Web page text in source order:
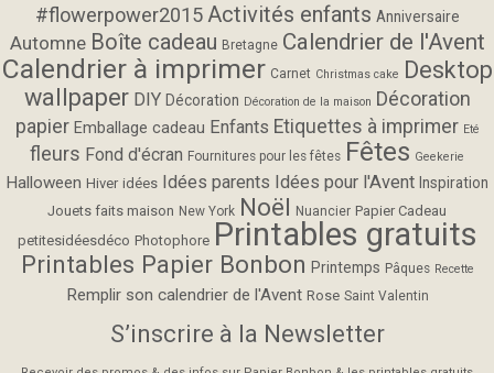
#flowerpower2015 Activités enfants Anniversaire
Automne Boîte cadeau Bretagne Calendrier de l'Avent
Calendrier à imprimer Carnet Christmas cake
Desktop
wallpaper DIY Décoration Décoration de la maison Décoration
papier Emballage cadeau Enfants Etiquettes à imprimer Eté
fleurs Fond d'écran Fournitures pour les fêtes Fêtes Geekerie
Halloween Hiver idées Idées parents Idées pour l'Avent Inspiration
Jouets faits maison New York Noël Nuancier Papier Cadeau
petitesidéesdéco Photophore Printables gratuits
Printables Papier Bonbon Printemps Pâques Recette
Remplir son calendrier de l'Avent Rose Saint Valentin
S’inscrire à la Newsletter